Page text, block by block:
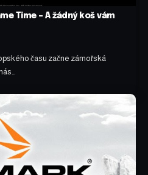
Time – A žádný koš vám
času začne zámořská